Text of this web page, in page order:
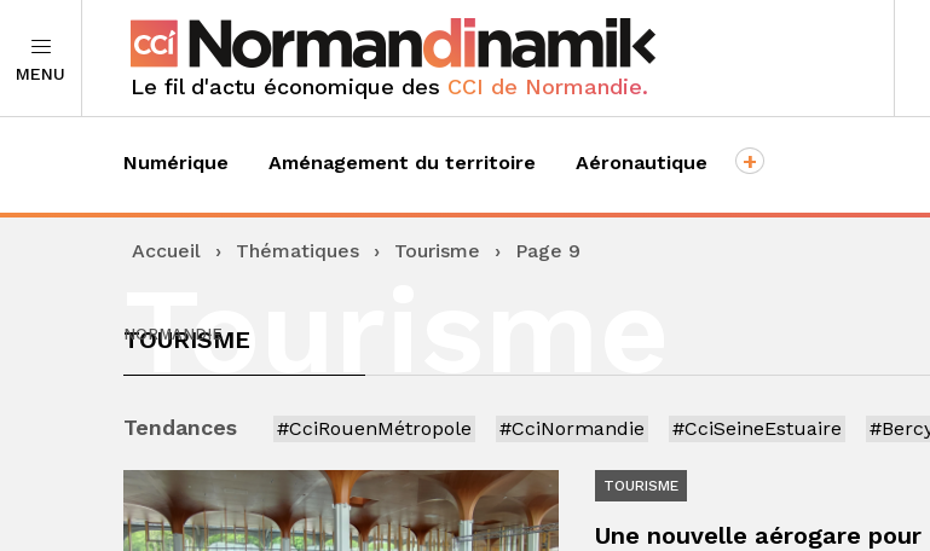
MENU Le fil d'actu économique des CCI de Normandie.
Numérique Aménagement du territoire Aéronautique +
Accueil › Thématiques › Tourisme › Page 9
Tourisme
TOURISME
NORMANDIE
Tendances #CciRouenMétropole #CciNormandie #CciSeineEstuaire
TOURISME
Une nouvelle aérogare pour